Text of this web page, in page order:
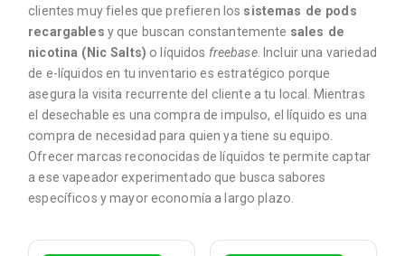
clientes muy fieles que prefieren los sistemas de pods
recargables y que buscan constantemente sales de
nicotina (Nic Salts) o líquidos freebase. Incluir una variedad
de e-líquidos en tu inventario es estratégico porque
asegura la visita recurrente del cliente a tu local. Mientras
el desechable es una compra de impulso, el líquido es una
compra de necesidad para quien ya tiene su equipo.
Ofrecer marcas reconocidas de líquidos te permite captar
a ese vapeador experimentado que busca sabores
específicos y mayor economía a largo plazo.